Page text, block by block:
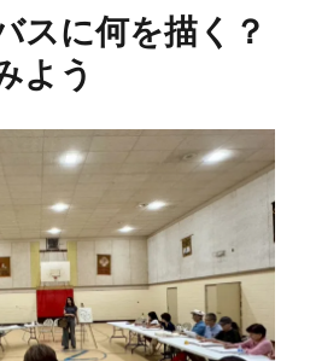
スに何を描く？
よう